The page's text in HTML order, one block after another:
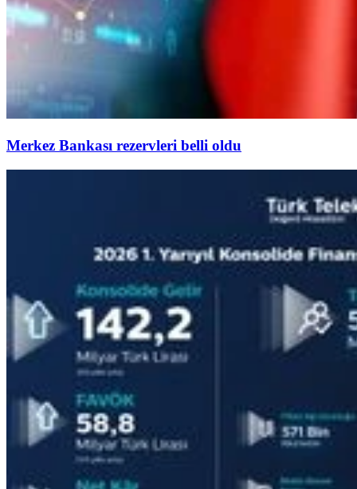
Merkez Bankası rezervleri belli oldu